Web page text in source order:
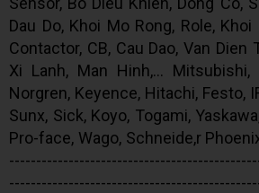
Dau Do, Khoi Mo Rong, Role,
Contactor, CB, Cau Dao, Van Dien
Xi Lanh, Man Hinh,... Mitsubishi,
Norgren, Keyence, Hitachi, Festo,
Sunx, Sick, Koyo, Togami,
Pro-face, Wago, Schneide,r